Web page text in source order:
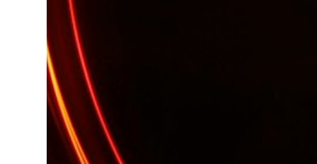
estaciones que disponen de ascensores o
escaleras mecánicas? Y los horarios de los
trenes ? Cada línea tiene los suyos… podes
saber cuándo abre y a qué hora cierra cada
una de e...